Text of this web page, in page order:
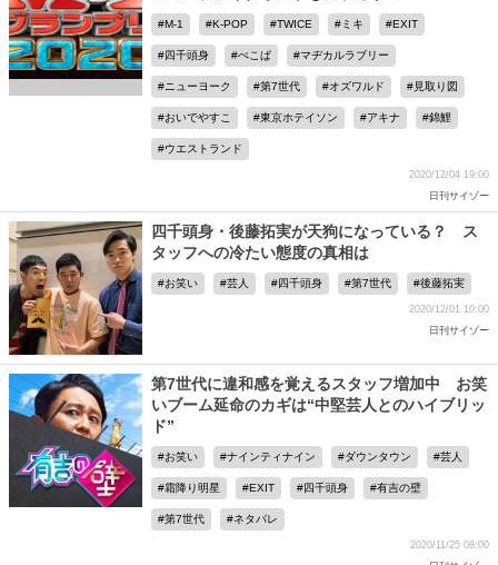
M-1 K-POP TWICE ミキ EXIT
四千頭身 ぺこぱ マヂカルラブリー
ニューヨーク 第7世代 オズワルド 見取り図
おいでやすこ 東京ホテイソン アキナ 錦鯉
ウエストランド
2020/12/04 19:00
日刊サイゾー
四千頭身・後藤拓実が天狗になっている？ ス
タッフへの冷たい態度の真相は
お笑い 芸人 四千頭身 第7世代 後藤拓実
2020/12/01 10:00
日刊サイゾー
第7世代に違和感を覚えるスタッフ増加中 お笑
いブーム延命のカギは“中堅芸人とのハイブリッ
ド”
お笑い ナインティナイン ダウンタウン 芸人
霜降り明星 EXIT 四千頭身 有吉の壁
第7世代 ネタパレ
2020/11/25 08:00